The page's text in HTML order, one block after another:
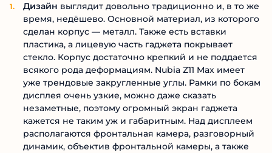
Дизайн выглядит довольно традиционно и, в то же
время, недёшево. Основной материал, из которого
сделан корпус — металл. Также есть вставки
пластика, а лицевую часть гаджета покрывает
стекло. Корпус достаточно крепкий и не поддается
всякого рода деформациям. Nubia Z11 Max имеет
уже трендовые закругленные углы. Рамки по бокам
дисплея очень узкие, можно даже сказать
незаметные, поэтому огромный экран гаджета
кажется не таким уж и габаритным. Над дисплеем
располагаются фронтальная камера, разговорный
динамик, объектив фронтальной камеры, а также